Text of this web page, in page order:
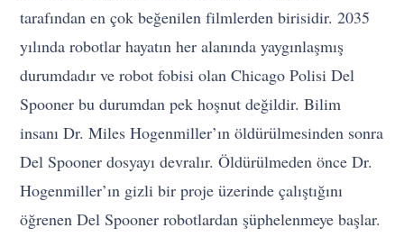
tarafından en çok beğenilen filmlerden birisidir. 2035
yılında robotlar hayatın her alanında yaygınlaşmış
durumdadır ve robot fobisi olan Chicago Polisi Del
Spooner bu durumdan pek hoşnut değildir. Bilim
insanı Dr. Miles Hogenmiller’ın öldürülmesinden sonra
Del Spooner dosyayı devralır. Öldürülmeden önce Dr.
Hogenmiller’ın gizli bir proje üzerinde çalıştığını
öğrenen Del Spooner robotlardan şüphelenmeye başlar.